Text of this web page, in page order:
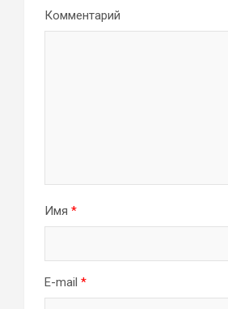
Комментарий
Имя *
E-mail *